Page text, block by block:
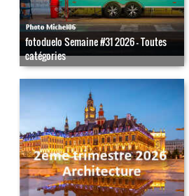
fotoduelo Semaine #31 2026 - Toutes
catégories